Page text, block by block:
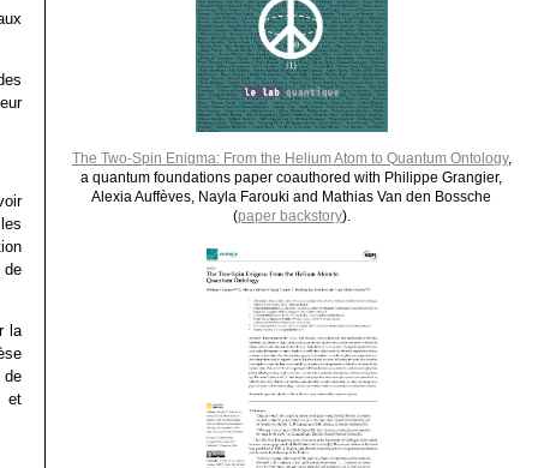
de
la
de
et
The Two-Spin Enigma: From the Helium Atom to Quantum Ontology,
a quantum foundations paper coauthored with Philippe Grangier,
Alexia Auffèves, Nayla Farouki and Mathias Van den Bossche
(paper backstory).